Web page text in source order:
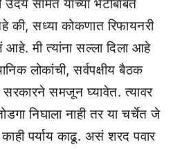
उदय सामंत यांच्या भेटीबाबत
की, सध्या कोकणात रिफायनरी
मी त्यांना सल्ला दिला आहे
लोकांची, सर्वपक्षीय बैठक
सरकारने समजून घ्यावेत. त्यावर
निघाला नाही तर या चर्चेत जे
पर्याय काढू. असं शरद पवार